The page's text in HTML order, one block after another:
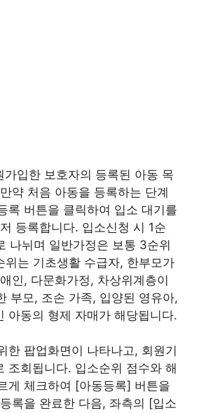
가입한 보호자의 등록된 아동 목
약 처음 아동을 등록하는 단계
록 버튼을 클릭하여 입소 대기를
등록합니다. 입소신청 시 1순
나뉘며 일반가정은 보통 3순위
위는 기초생활 수급자, 한부모가
인, 다문화가정, 차상위계층이
부모, 조손 가족, 입양된 영유아,
아동의 형제 자매가 해당됩니다.
한 팝업화면이 나타나고, 회원기
조회됩니다. 입소순위 점수와 해
게 체크하여 [아동등록] 버튼을
록을 완료한 다음, 좌측의 [입소